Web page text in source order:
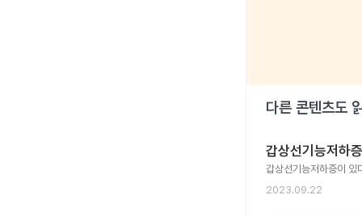
다른 콘텐츠도
갑상선기능저하
갑상선기능저하증이 있
2023.09.22